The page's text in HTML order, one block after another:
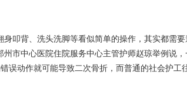
叩背、洗头洗脚等看似简单的操作，其实都需要
州市中心医院住院服务中心主管护师赵琼举例说
误动作就可能导致二次骨折，而普通的社会护工